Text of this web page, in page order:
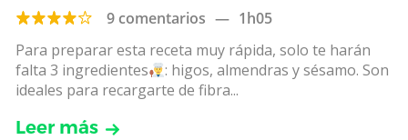
9 comentarios — 1h05
Para preparar esta receta muy rápida, solo te harán
falta 3 ingredientes
: higos, almendras y sésamo. Son
ideales para recargarte de fibra...
Leer más